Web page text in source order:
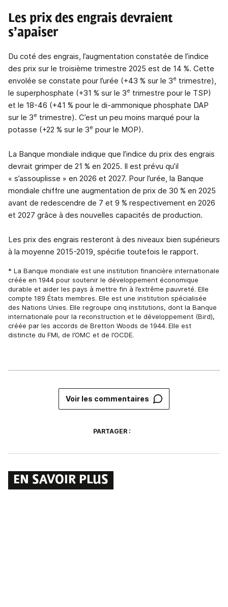
Les prix des engrais devraient
s’apaiser
Du coté des engrais, l’augmentation constatée de l’indice
des prix sur le troisième trimestre 2025 est de 14 %. Cette
envolée se constate pour l’urée (+43 % sur le 3e trimestre),
le superphosphate (+31 % sur le 3e trimestre pour le TSP)
et le 18-46 (+41 % pour le di-ammonique phosphate DAP
sur le 3e trimestre). C’est un peu moins marqué pour la
potasse (+22 % sur le 3e pour le MOP).
La Banque mondiale indique que l’indice du prix des engrais
devrait grimper de 21 % en 2025. Il est prévu qu’il
« s’assouplisse » en 2026 et 2027. Pour l’urée, la Banque
mondiale chiffre une augmentation de prix de 30 % en 2025
avant de redescendre de 7 et 9 % respectivement en 2026
et 2027 grâce à des nouvelles capacités de production.
Les prix des engrais resteront à des niveaux bien supérieurs
à la moyenne 2015-2019, spécifie toutefois le rapport.
* La Banque mondiale est une institution financière internationale
créée en 1944 pour soutenir le développement économique
durable et aider les pays à mettre fin à l’extrême pauvreté. Elle
compte 189 États membres. Elle est une institution spécialisée
des Nations Unies. Elle regroupe cinq institutions, dont la Banque
internationale pour la reconstruction et le développement (Bird),
créée par les accords de Bretton Woods de 1944. Elle est
distincte du FMI, de l’OMC et de l’OCDE.
Voir les commentaires
PARTAGER :
EN SAVOIR PLUS